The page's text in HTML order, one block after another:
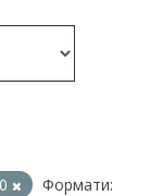
Формати: